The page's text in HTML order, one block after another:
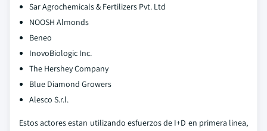
Sar Agrochemicals & Fertilizers Pvt. Ltd
NOOSH Almonds
Beneo
InovoBiologic Inc.
The Hershey Company
Blue Diamond Growers
Alesco S.r.l.
Estos actores estan utilizando esfuerzos de I+D en primera linea,